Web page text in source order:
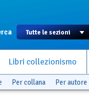
Libri collezionismo
Per collana Per autore